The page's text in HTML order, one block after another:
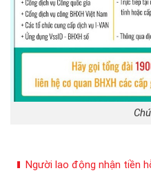
Người lao động nhận tiền